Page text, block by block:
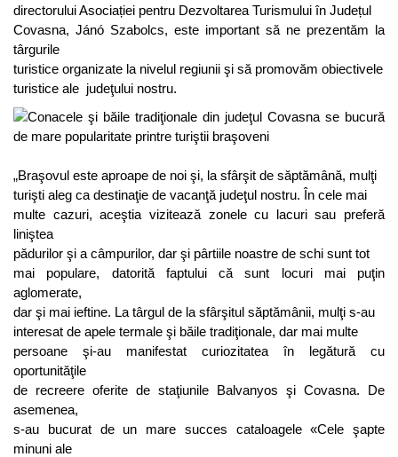
directorului Asociației pentru Dezvoltarea Turismului în Județul
Covasna, Jánó Szabolcs, este important să ne prezentăm la
târgurile
turistice organizate la nivelul regiunii şi să promovăm obiectivele
turistice ale judeţului nostru.
„Braşovul este aproape de noi şi, la sfârşit de săptămână, mulţi
turişti aleg ca destinaţie de vacanţă judeţul nostru. În cele mai
multe cazuri, aceştia vizitează zonele cu lacuri sau preferă
liniştea
pădurilor şi a câmpurilor, dar şi pârtiile noastre de schi sunt tot
mai populare, datorită faptului că sunt locuri mai puţin
aglomerate,
dar şi mai ieftine. La târgul de la sfârşitul săptămânii, mulţi s-au
interesat de apele termale şi băile tradiţionale, dar mai multe
persoane şi-au manifestat curiozitatea în legătură cu
oportunităţile
de recreere oferite de staţiunile Balvanyos şi Covasna. De
asemenea,
s-au bucurat de un mare succes cataloagele «Cele şapte
minuni ale